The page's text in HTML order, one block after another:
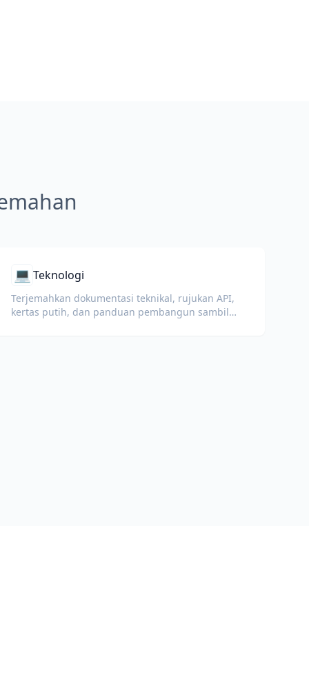
💻 Teknologi
Terjemahkan dokumentasi teknikal, rujukan API,
kertas putih, dan panduan pembangun sambil